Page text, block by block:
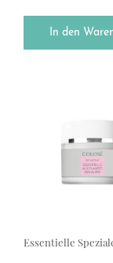
In den
Essentielle